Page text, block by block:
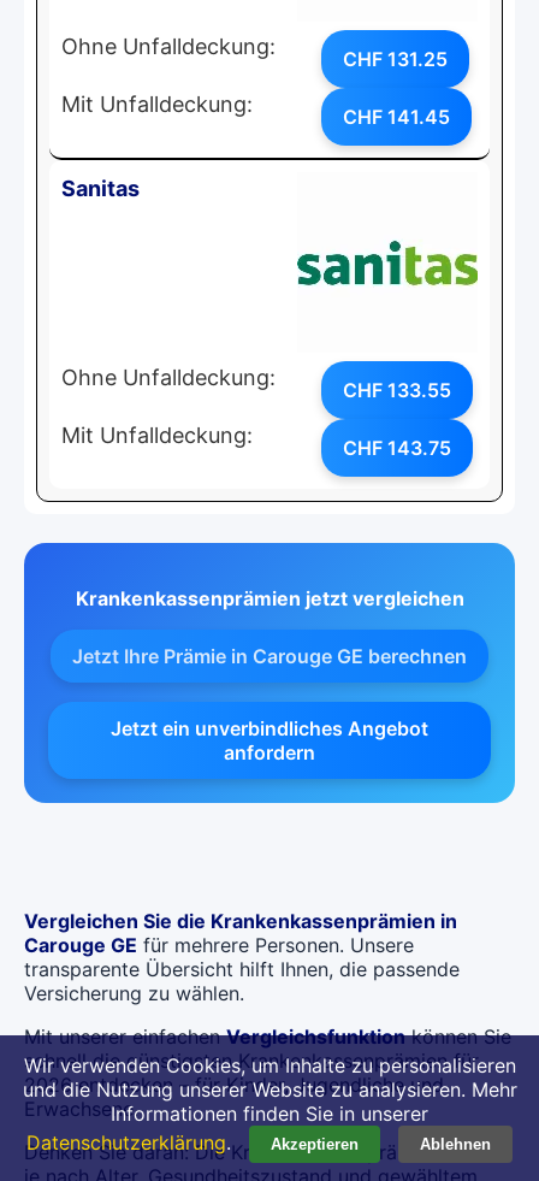
Ohne Unfalldeckung: CHF 131.25
Mit Unfalldeckung: CHF 141.45
Sanitas
Ohne Unfalldeckung: CHF 133.55
Mit Unfalldeckung: CHF 143.75
Krankenkassenprämien jetzt vergleichen
Jetzt Ihre Prämie in Carouge GE berechnen
Jetzt ein unverbindliches Angebot
anfordern
Vergleichen Sie die Krankenkassenprämien in
Carouge GE für mehrere Personen. Unsere
transparente Übersicht hilft Ihnen, die passende
Versicherung zu wählen.
Mit unserer einfachenVergleichsfunktionkönnen Sie
schnell die günstigsten Krankenkassenprämien für
2026 entdecken – für Kinder, Jugendliche und
Erwachsene.
Denken Sie daran: Die Krankenkassenprämien können
je nach Alter, Gesundheitszustand und gewähltem
Wir verwenden Cookies, um Inhalte zu personalisieren
und die Nutzung unserer Website zu analysieren. Mehr
Informationen finden Sie in unserer
Datenschutzerklärung. Akzeptieren Ablehnen